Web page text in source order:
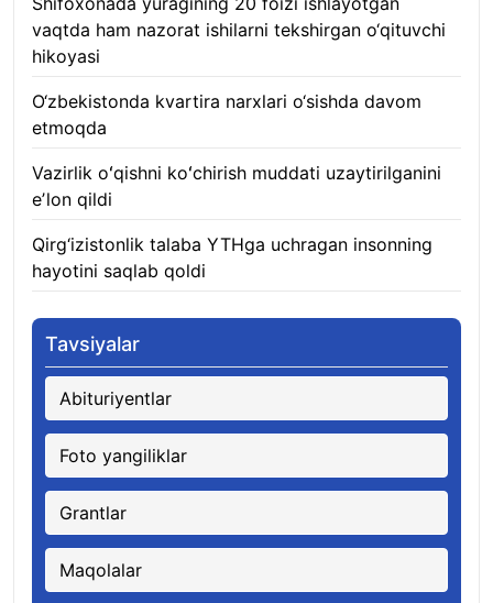
vaqtda ham nazorat ishilarni tekshirgan o‘qituvchi
hikoyasi
O‘zbekistonda kvartira narxlari o‘sishda davom
etmoqda
Vazirlik oʻqishni koʻchirish muddati uzaytirilganini
eʼlon qildi
Qirg‘izistonlik talaba YTHga uchragan insonning
hayotini saqlab qoldi
Tavsiyalar
Abituriyentlar
Foto yangiliklar
Grantlar
Maqolalar